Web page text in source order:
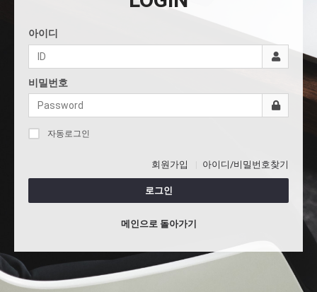
아이디
비밀번호
자동로그인
회원가입 아이디/비밀번호찾기
로그인
메인으로 돌아가기